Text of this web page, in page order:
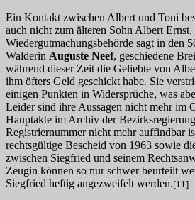
Ein Kontakt zwischen Albert und Toni
auch nicht zum älteren Sohn Albert Ernst.
Wiedergutmachungsbehörde sagt in den
Walderin Auguste Neef, geschiedene
während dieser Zeit die Geliebte von
ihm öfters Geld geschickt habe. Sie
einigen Punkten in Widersprüche, was
Leider sind ihre Aussagen nicht mehr im
Hauptakte im Archiv der
Registriernummer nicht mehr auffindbar
rechtsgültige Bescheid von 1963 sowie
zwischen Siegfried und seinem
Zeugin können so nur schwer beurteilt
Siegfried heftig angezweifelt werden.[11]